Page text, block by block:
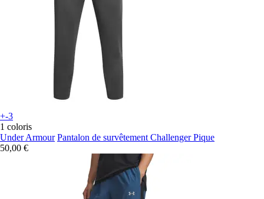
+-3
1 coloris
Under Armour Pantalon de survêtement Challenger Pique
50,00 €